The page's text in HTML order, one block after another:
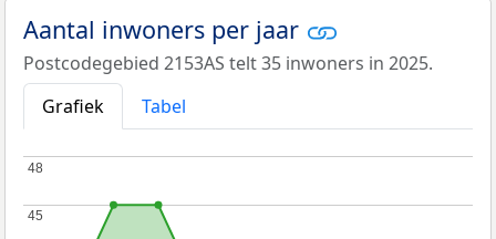
Aantal inwoners per jaar
Postcodegebied 2153AS telt 35 inwoners in 2025.
Grafiek
Tabel
45
45
48
48